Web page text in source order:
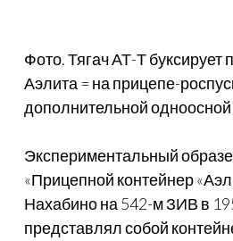
Фото. Тягач АТ-Т буксирует
Аэлита = на прицепе-
дополнительной
Экспериментальный
«Прицепной контейнер
Нахабино на 542-м ЗИВ в
представлял собой